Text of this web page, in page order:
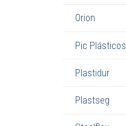
Orion
Pic Plásticos
Plastidur
Plastseg